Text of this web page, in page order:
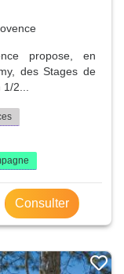
propose, en
des Stages de
2...
Consulter